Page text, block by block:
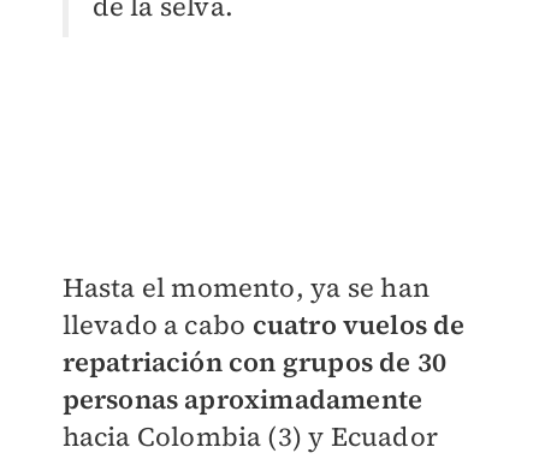
Hasta el momento, ya se han
llevado a cabo cuatro vuelos de
repatriación con grupos de 30
personas aproximadamente
hacia Colombia (3) y Ecuador